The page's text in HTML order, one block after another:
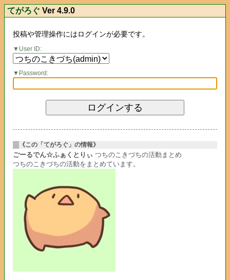
てがろぐ Ver 4.9.0
投稿や管理操作にはログインが必要です。
User ID:
Password:
《この「てがろぐ」の情報》
ごーるでん☆ふぁくとりぃ つちのこきづちの活動まとめ
つちのこきづちの活動をまとめています。